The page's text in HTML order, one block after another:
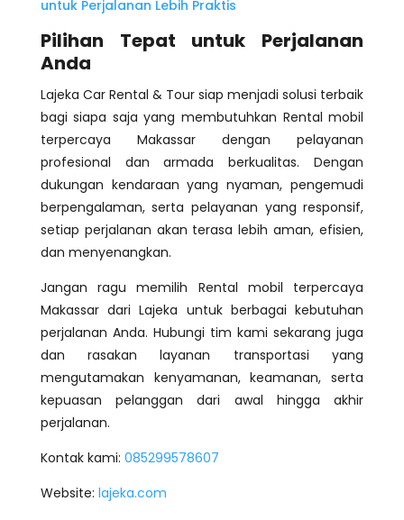
untuk Perjalanan Lebih Praktis
Pilihan Tepat untuk Perjalanan
Anda
Lajeka Car Rental & Tour siap menjadi solusi terbaik
bagi siapa saja yang membutuhkan Rental mobil
terpercaya Makassar dengan pelayanan
profesional dan armada berkualitas. Dengan
dukungan kendaraan yang nyaman, pengemudi
berpengalaman, serta pelayanan yang responsif,
setiap perjalanan akan terasa lebih aman, efisien,
dan menyenangkan.
Jangan ragu memilih Rental mobil terpercaya
Makassar dari Lajeka untuk berbagai kebutuhan
perjalanan Anda. Hubungi tim kami sekarang juga
dan rasakan layanan transportasi yang
mengutamakan kenyamanan, keamanan, serta
kepuasan pelanggan dari awal hingga akhir
perjalanan.
Kontak kami: 085299578607
Website: lajeka.com